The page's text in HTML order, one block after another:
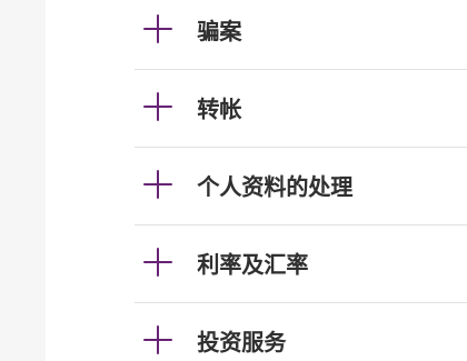
骗案
转帐
个人资料的处理
利率及汇率
投资服务